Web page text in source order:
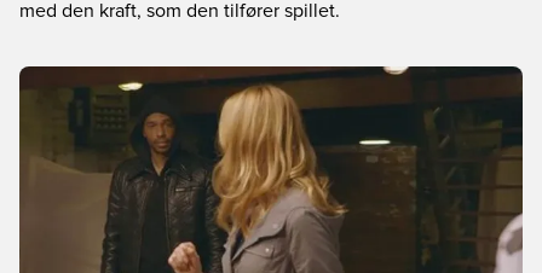
med den kraft, som den tilfører spillet.